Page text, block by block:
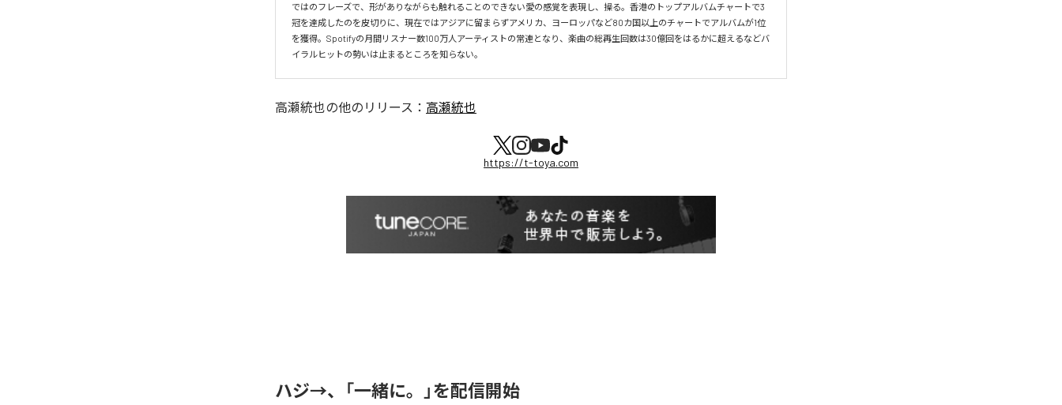
ではのフレーズで、形がありながらも触れることのできない愛の感覚を表現し、操る。香港のトップアルバムチャートで3
冠を達成したのを皮切りに、現在ではアジアに留まらずアメリカ、ヨーロッパなど80カ国以上のチャートでアルバムが1位
を獲得。Spotifyの月間リスナー数100万人アーティストの常連となり、楽曲の総再生回数は30億回をはるかに超えるなどバ
イラルヒットの勢いは止まるところを知らない。
高瀬統也の他のリリース： 高瀬統也
https://t-toya.com
ハジ→、「一緒に。」を配信開始